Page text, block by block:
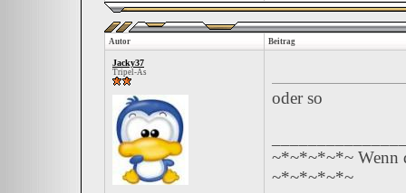
Autor Beitrag
Jacky37
Tripel-As
oder so
~*~*~*~*~ Wenn
~*~*~*~*~